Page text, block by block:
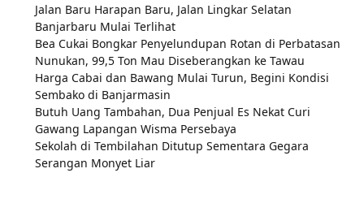
Jalan Baru Harapan Baru, Jalan Lingkar Selatan
Banjarbaru Mulai Terlihat
Bea Cukai Bongkar Penyelundupan Rotan di Perbatasan
Nunukan, 99,5 Ton Mau Diseberangkan ke Tawau
Harga Cabai dan Bawang Mulai Turun, Begini Kondisi
Sembako di Banjarmasin
Butuh Uang Tambahan, Dua Penjual Es Nekat Curi
Gawang Lapangan Wisma Persebaya
Sekolah di Tembilahan Ditutup Sementara Gegara
Serangan Monyet Liar